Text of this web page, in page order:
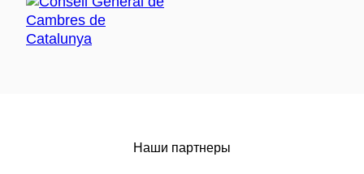
Наши партнеры